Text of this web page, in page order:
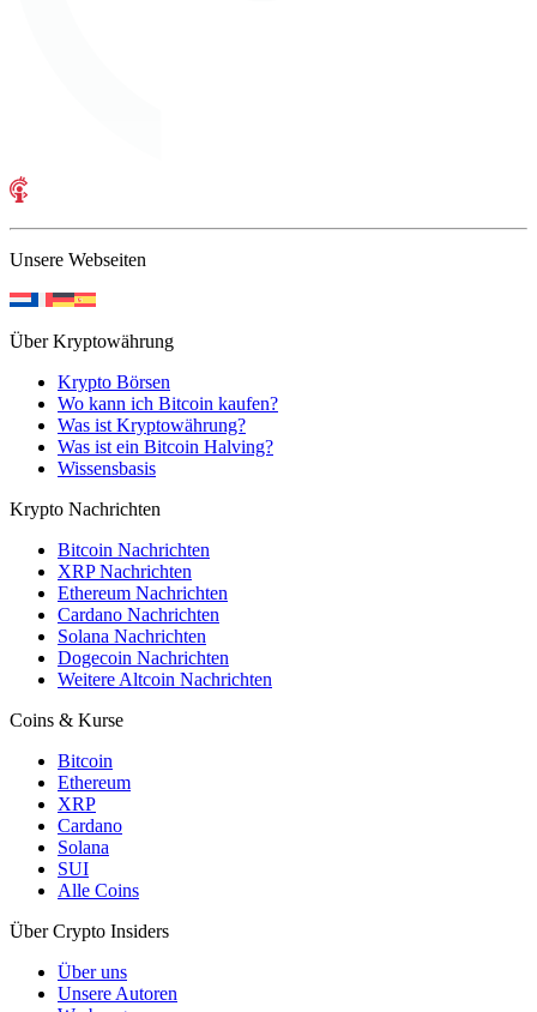
Unsere Webseiten
Über Kryptowährung
Krypto Börsen
Wo kann ich Bitcoin kaufen?
Was ist Kryptowährung?
Was ist ein Bitcoin Halving?
Wissensbasis
Krypto Nachrichten
Bitcoin Nachrichten
XRP Nachrichten
Ethereum Nachrichten
Cardano Nachrichten
Solana Nachrichten
Dogecoin Nachrichten
Weitere Altcoin Nachrichten
Coins & Kurse
Bitcoin
Ethereum
XRP
Cardano
Solana
SUI
Alle Coins
Über Crypto Insiders
Über uns
Unsere Autoren